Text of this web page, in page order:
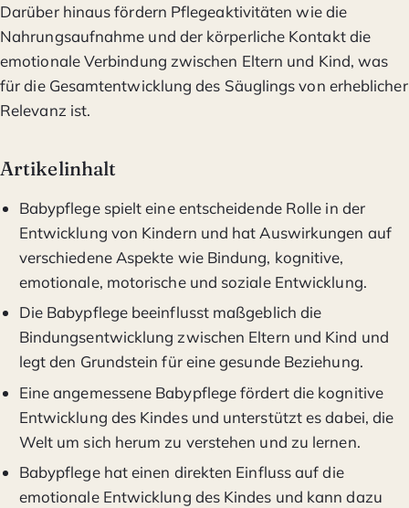
Darüber hinaus fördern Pflegeaktivitäten wie die
Nahrungsaufnahme und der körperliche Kontakt die
emotionale Verbindung zwischen Eltern und Kind, was
für die Gesamtentwicklung des Säuglings von erheblicher
Relevanz ist.
Artikelinhalt
Babypflege spielt eine entscheidende Rolle in der
Entwicklung von Kindern und hat Auswirkungen auf
verschiedene Aspekte wie Bindung, kognitive,
emotionale, motorische und soziale Entwicklung.
Die Babypflege beeinflusst maßgeblich die
Bindungsentwicklung zwischen Eltern und Kind und
legt den Grundstein für eine gesunde Beziehung.
Eine angemessene Babypflege fördert die kognitive
Entwicklung des Kindes und unterstützt es dabei, die
Welt um sich herum zu verstehen und zu lernen.
Babypflege hat einen direkten Einfluss auf die
emotionale Entwicklung des Kindes und kann dazu